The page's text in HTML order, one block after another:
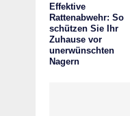
Effektive
Rattenabwehr: So
schützen Sie Ihr
Zuhause vor
unerwünschten
Nagern